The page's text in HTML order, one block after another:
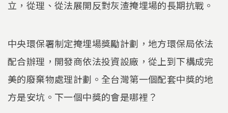
立，從理、從法展開反對灰渣掩埋場的長期抗戰。
中央環保署制定掩埋場獎勵計劃，地方環保局依法
配合辦理，開發商依法投資設廠，從上到下構成完
美的廢棄物處理計劃。全台灣第一個配套中獎的地
方是安坑。下一個中獎的會是哪裡？